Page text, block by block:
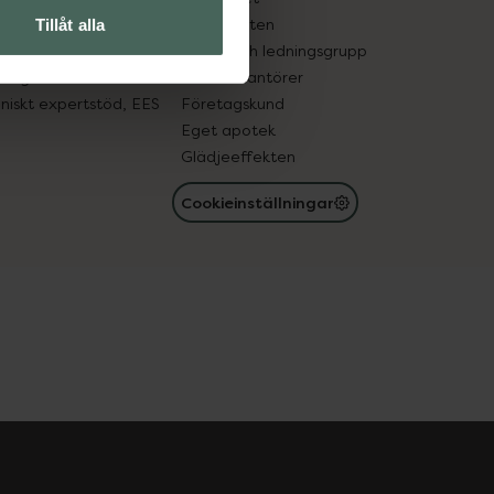
Tillåt alla
in gammal medicin
expertstöd, EES
Samarbeten
Ägare och ledningsgrupp
För leverantörer
Företagskund
Eget apotek
Glädjeeffekten
Cookieinställningar